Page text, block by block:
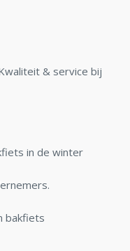
& service bij
in de winter
bakfiets